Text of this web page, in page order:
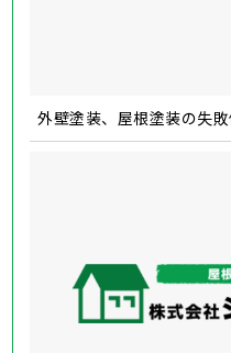
外壁塗装、屋根塗装の失